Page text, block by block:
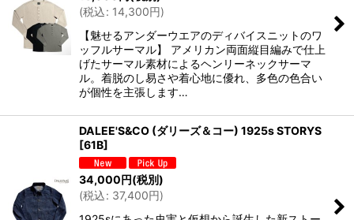
(税込: 14,300円)
【魅せるアンダーウエアのディバイスニットのワ
ッフルサーマル】 アメリカン両面縦目編みで仕上
げたサーマル素材によるヘンリーネックサーマ
ル。着脱のし易さや着心地に優れ、多色の色合い
が個性を主張します…
DALEE'S&CO (ダリーズ＆コー) 1925s STORYS
[61B]
34,000円(税別)
(税込: 37,400円)